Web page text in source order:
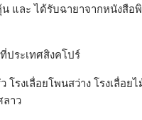
และ ได้รับฉายาจากหนังสือ
ประเทศสิงคโปร์
โรงเลื่อยโพนสว่าง โรงเลื่อย
ลาว